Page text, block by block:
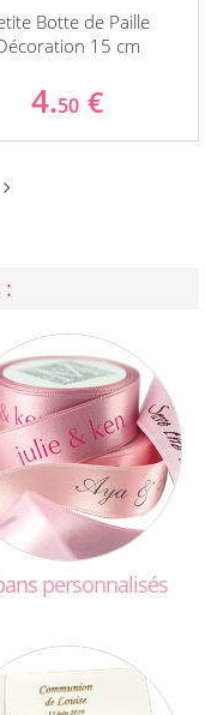
Botte de Paille
15 cm
4.50 €
:
personnalisés